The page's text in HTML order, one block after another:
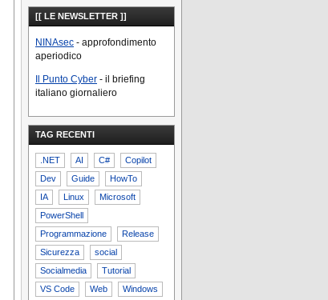
[[ LE NEWSLETTER ]]
NINAsec - approfondimento
aperiodico
Il Punto Cyber - il briefing
italiano giornaliero
TAG RECENTI
.NET AI C#
Copilot
Dev
Guide
HowTo
IA
Linux
Microsoft
PowerShell
Programmazione
Release
Sicurezza
social
Socialmedia
Tutorial
VS Code
Web Windows